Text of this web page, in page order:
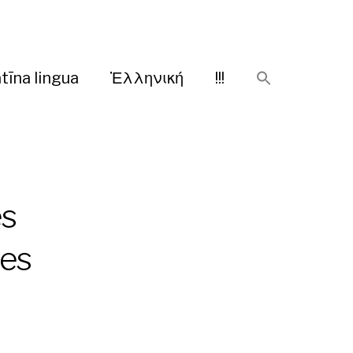
lingua Ἑλληνική !!!